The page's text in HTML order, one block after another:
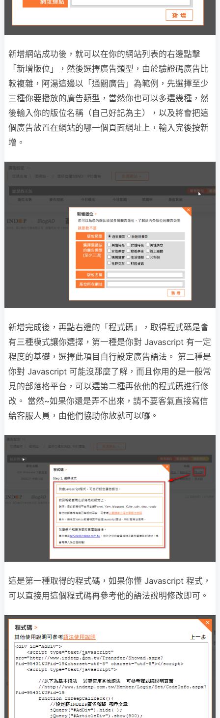
新增網站成功後，就可以在你的網站列表的右邊點擊
「新增版位」，然後選擇廣告類型，由於驗證碼廣告比
較複雜，阿湯這邊以「通關廣告」為範例，先選擇至少
三種你要播放的廣告類型，當然你也可以多選幾種，然
後輸入你的版位名稱（自己好記為主），以及將會把這
個廣告放置在網站的哪一個頁面網址上，輸入完後按新
增。
新增完成後，再點右邊的「程式碼」，取得程式碼是會
有三種模式讓你選擇，第一種是你對 Javascript 有一定
程度的基礎，選擇此項目自行設定廣告語法。 第二種是
你對 Javascript 可能沒那麼了解，而且你用的是一般常
見的部落格平台，可以選第二種再依他的程式碼進行修
改。 當然~如果你還是弄不出來，請不要客氣直接寫信
給客服人員，由他們協助你放就可以囉。
這是第一種取得的程式碼，如果你懂 Javascript 程式，
可以直接用這個程式碼再參考他的語法說明修改即可。